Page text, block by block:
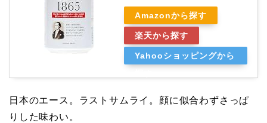
Amazonから探す
楽天から探す
Yahooショッピングから
日本のエース。ラストサムライ。顔に似合わずさっぱ
りした味わい。